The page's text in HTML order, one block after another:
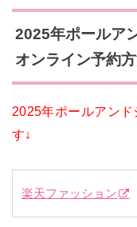
2025年ポールア
オンライン予約
2025年ポールアン
す↓
楽天ファッション